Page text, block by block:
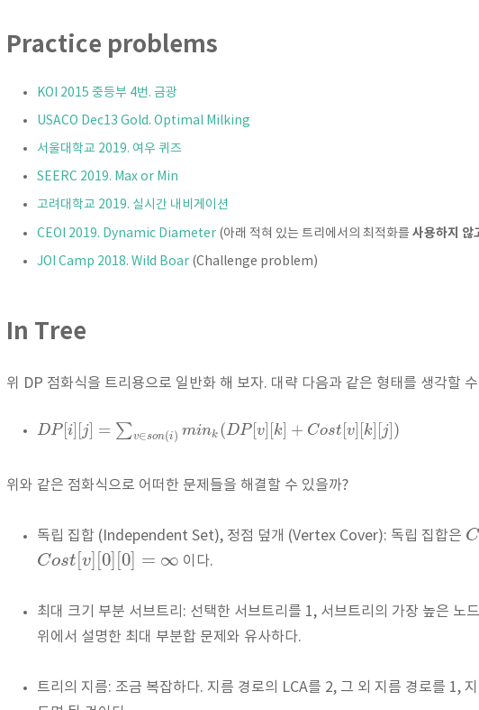
Practice problems
KOI 2015 중등부 4번. 금광
USACO Dec13 Gold. Optimal Milking
서울대학교 2019. 여우 퀴즈
SEERC 2019. Max or Min
고려대학교 2019. 실시간 내비게이션
CEOI 2019. Dynamic Diameter (아래 적혀 있는 트리에서의 최적화를 사용하지 않
JOI Camp 2018. Wild Boar (Challenge problem)
In Tree
위 DP 점화식을 트리용으로 일반화 해 보자. 대략 다음과 같은 형태를 생각할
DP [i] [j] = ∑v∈son(i) mink (DP[v] [k] + Cost [v] [k] [j])
위와 같은 점화식으로 어떠한 문제들을 해결할 수 있을까?
독립 집합 (Independent Set), 정점 덮개 (Vertex Cover): 독립 집합은 C
Cost [v] [0] [0] = ∞ 이다.
최대 크기 부분 서브트리: 선택한 서브트리를 1, 서브트리의 가장 높은 노
위에서 설명한 최대 부분합 문제와 유사하다.
트리의 지름: 조금 복잡하다. 지름 경로의 LCA를 2, 그 외 지름 경로를 1,